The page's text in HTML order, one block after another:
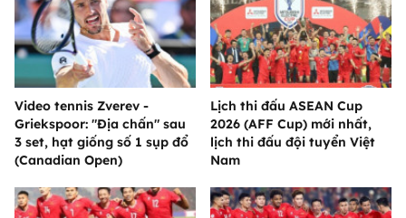
Video tennis Zverev -
Griekspoor: "Địa chấn" sau
3 set, hạt giống số 1 sụp đổ
(Canadian Open)
Lịch thi đấu ASEAN Cup
2026 (AFF Cup) mới nhất,
lịch thi đấu đội tuyển Việt
Nam